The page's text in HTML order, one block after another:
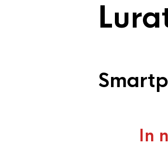
In